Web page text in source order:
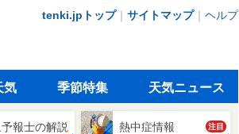
tenki.jpトップ｜ サイトマップ｜ ヘルプ
気 季節特集 天気ニュース
報士の解説 熱中症情報 注目